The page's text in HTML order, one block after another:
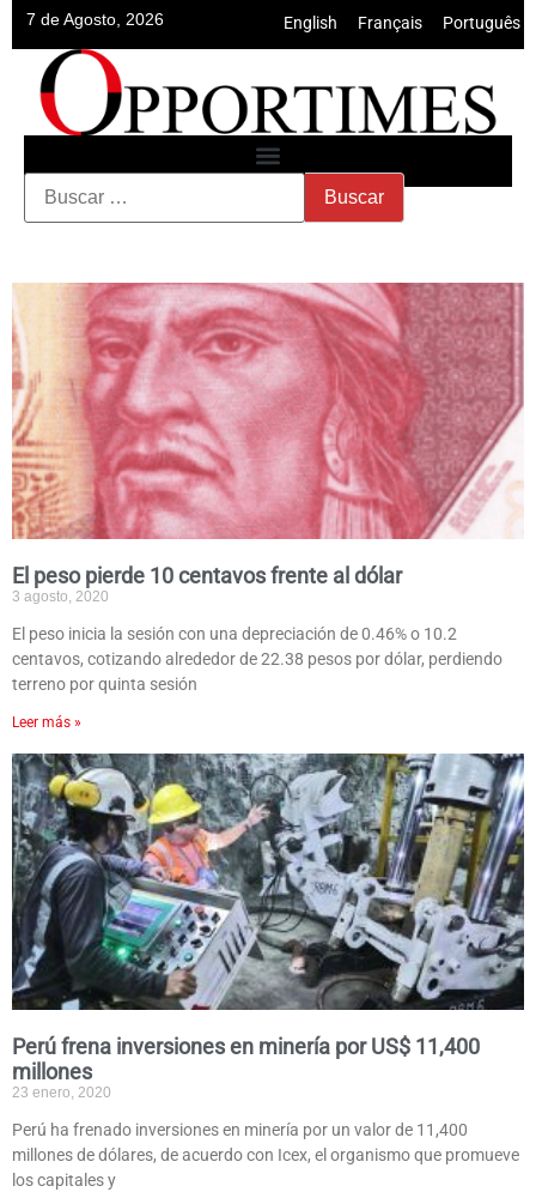
7 de Agosto, 2026 English Français Português
El peso pierde 10 centavos frente al dólar
3 agosto, 2020
El peso inicia la sesión con una depreciación de 0.46% o 10.2
centavos, cotizando alrededor de 22.38 pesos por dólar, perdiendo
terreno por quinta sesión
Leer más »
Perú frena inversiones en minería por US$ 11,400
millones
23 enero, 2020
Perú ha frenado inversiones en minería por un valor de 11,400
millones de dólares, de acuerdo con Icex, el organismo que promueve
los capitales y